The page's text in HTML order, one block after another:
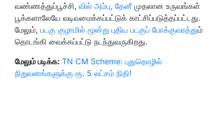
வண்ணத்துப்பூச்சி, வில் அம்பு, தேனீமுதலான உருவங்கள்
பூக்களாலேயே வடிவமைக்கப்பட்டுக் காட்சிப்படுத்தப்பட்டது.
மேலும், படகு குழாமில் மூன்று புதிய படகுப் போக்குவரத்தும்
தொடங்கி வைக்கப்பட்டு நடந்துவருகிறது.
மேலும் படிக்க: TN CM Scheme: புதுதொழில்
நிறுவனங்களுக்கு ரூ. 5 லட்சம் நிதி!